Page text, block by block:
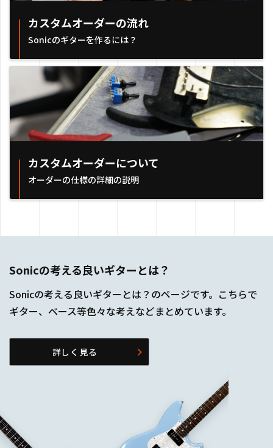
カスタムオーダーの流れ
Sonicのギターを作るには？
カスタムオーダーについて
オーダーの仕様の詳細の説明
Sonicの考える良いギターとは？
Sonicの考える良いギターとは？のページです。こちらで
ギター、ベース等色々な考えなどまとめています。
詳しく見る